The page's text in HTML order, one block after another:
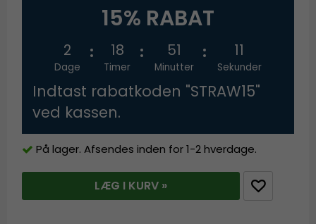
15% RABAT
2
Dage
18
Timer
51
Minutter
10
Sekunder
Indtast rabatkoden "STRAW15"
ved kassen.
På lager. Afsendes inden for 1-2 hverdage.
LÆG I KURV »